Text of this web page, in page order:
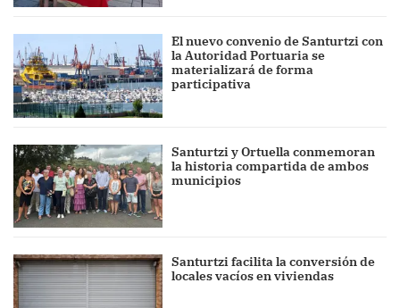
El nuevo convenio de Santurtzi con
la Autoridad Portuaria se
materializará de forma
participativa
Santurtzi y Ortuella conmemoran
la historia compartida de ambos
municipios
Santurtzi facilita la conversión de
locales vacíos en viviendas